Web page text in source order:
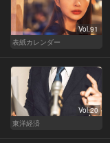
Vol.91
表紙カレンダー
Vol.20
東洋経済